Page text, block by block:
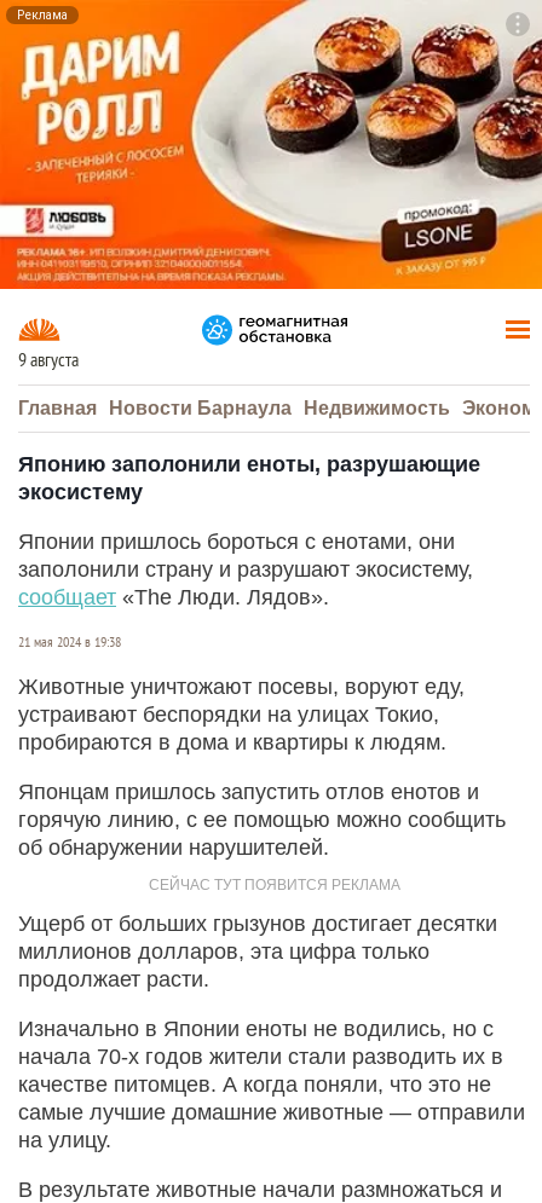
Реклама
9 августа
Главная Новости Барнаула Недвижимость
Японию заполонили еноты, разрушающие
экосистему
Японии пришлось бороться с енотами, они
заполонили страну и разрушают экосистему,
сообщает «The Люди. Лядов».
21 мая 2024 в 19:38
Животные уничтожают посевы, воруют еду,
устраивают беспорядки на улицах Токио,
пробираются в дома и квартиры к людям.
Японцам пришлось запустить отлов енотов и
горячую линию, с ее помощью можно сообщить
об обнаружении нарушителей.
Ущерб от больших грызунов достигает десятки
миллионов долларов, эта цифра только
продолжает расти.
Изначально в Японии еноты не водились, но с
начала 70-х годов жители стали разводить их в
качестве питомцев. А когда поняли, что это не
самые лучшие домашние животные — отправили
на улицу.
В результате животные начали размножаться и